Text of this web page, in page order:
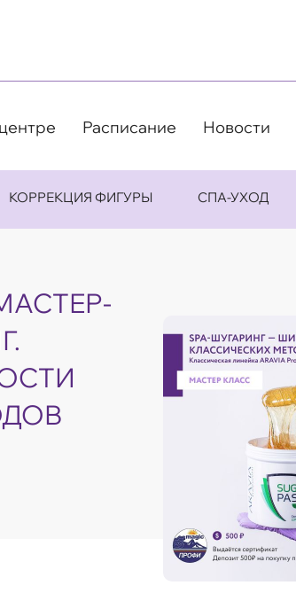
Расписание Новости
КОРРЕКЦИЯ ФИГУРЫ СПА-УХОД